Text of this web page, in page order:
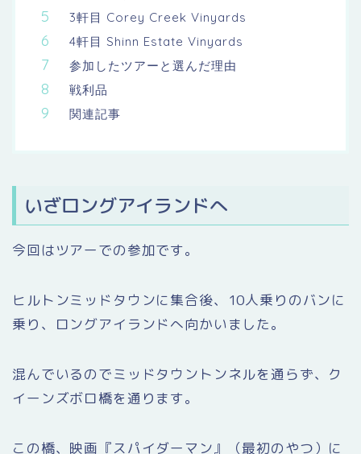
3軒目 Corey Creek Vinyards
4軒目 Shinn Estate Vinyards
参加したツアーと選んだ理由
戦利品
関連記事
いざロングアイランドへ
今回はツアーでの参加です。
ヒルトンミッドタウンに集合後、10人乗りのバンに
乗り、ロングアイランドへ向かいました。
混んでいるのでミッドタウントンネルを通らず、ク
イーンズボロ橋を通ります。
この橋、映画『スパイダーマン』（最初のやつ）に